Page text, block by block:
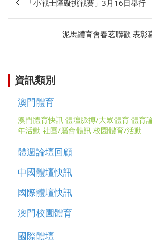
章
「小戰士障礙挑戰賽」3月16日舉行
泥馬體育會春茗聯歡 表彰
資訊類別
澳門體育
澳門體育快訊 體壇脈搏/大眾體育 體育
年活動 社團/屬會體訊 校園體育/活動
體週論壇回顧
中國體壇快訊
國際體壇快訊
澳門校園體育
國際體壇